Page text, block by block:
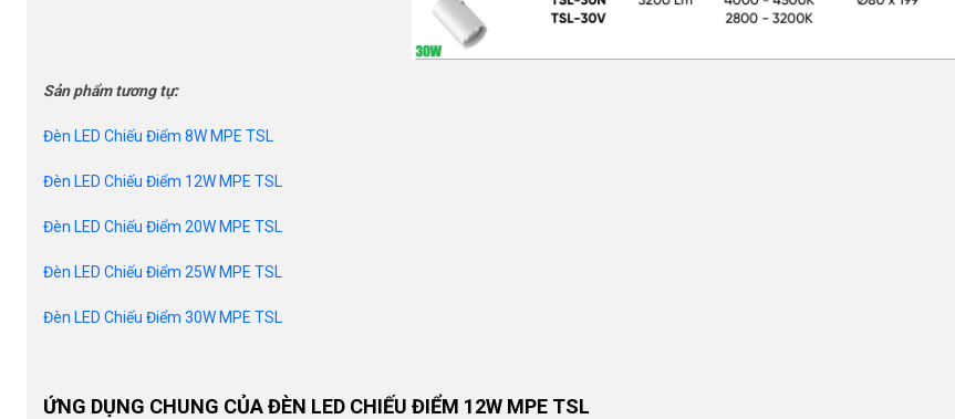
Sản phẩm tương tự:
Đèn LED Chiếu Điểm 8W MPE TSL
Đèn LED Chiếu Điểm 12W MPE TSL
Đèn LED Chiếu Điểm 20W MPE TSL
Đèn LED Chiếu Điểm 25W MPE TSL
Đèn LED Chiếu Điểm 30W MPE TSL
ỨNG DỤNG CHUNG CỦA ĐÈN LED CHIẾU ĐIỂM 12W MPE TSL